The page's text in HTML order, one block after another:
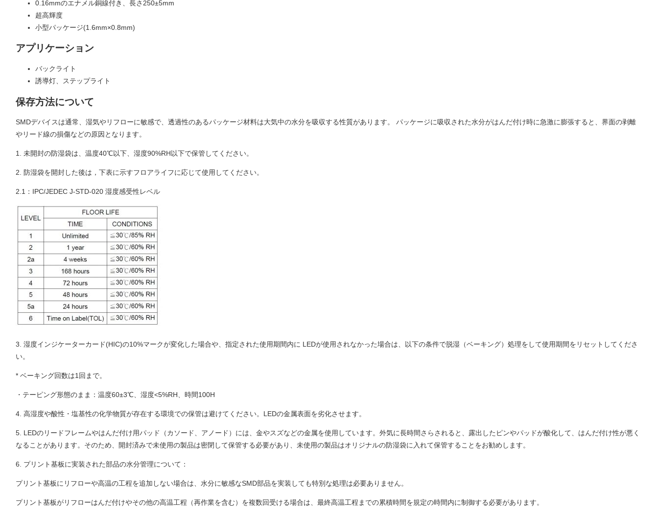
0.16mmのエナメル銅線付き、長さ250±5mm
超高輝度
小型パッケージ(1.6mm×0.8mm)
アプリケーション
バックライト
誘導灯、ステップライト
保存方法について
SMDデバイスは通常、湿気やリフローに敏感で、透過性のあるパッケージ材料は大気中の水分を吸収する性質があります。 パッケージに吸収された水分がはんだ付け時に急激に膨張すると、界面の剥離
やリード線の損傷などの原因となります。
1. 未開封の防湿袋は、温度40℃以下、湿度90%RH以下で保管してください。
2. 防湿袋を開封した後は，下表に示すフロアライフに応じて使用してください。
2.1：IPC/JEDEC J-STD-020 湿度感受性レベル
3. 湿度インジケーターカード(HIC)の10%マークが変化した場合や、指定された使用期間内に LEDが使用されなかった場合は、以下の条件で脱湿（ベーキング）処理をして使用期間をリセットしてくださ
い。
* ベーキング回数は1回まで。
・テーピング形態のまま：温度60±3℃、湿度<5%RH、時間100H
4. 高湿度や酸性・塩基性の化学物質が存在する環境での保管は避けてください。LEDの金属表面を劣化させます。
5. LEDのリードフレームやはんだ付け用パッド（カソード、アノード）には、金やスズなどの金属を使用しています。外気に長時間さらされると、露出したピンやパッドが酸化して、はんだ付け性が悪く
なることがあります。そのため、開封済みで未使用の製品は密閉して保管する必要があり、未使用の製品はオリジナルの防湿袋に入れて保管することをお勧めします。
6. プリント基板に実装された部品の水分管理について：
プリント基板にリフローや高温の工程を追加しない場合は、水分に敏感なSMD部品を実装しても特別な処理は必要ありません。
プリント基板がリフローはんだ付けやその他の高温工程（再作業を含む）を複数回受ける場合は、最終高温工程までの累積時間を規定の時間内に制御する必要があります。